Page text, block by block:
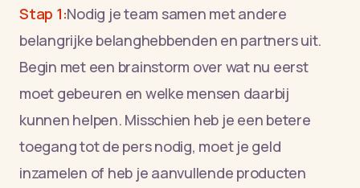
Stap 1:Nodig je team samen met andere
belangrijke belanghebbenden en partners uit.
Begin met een brainstorm over wat nu eerst
moet gebeuren en welke mensen daarbij
kunnen helpen. Misschien heb je een betere
toegang tot de pers nodig, moet je geld
inzamelen of heb je aanvullende producten